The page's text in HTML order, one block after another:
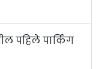
पहिले पार्किंग